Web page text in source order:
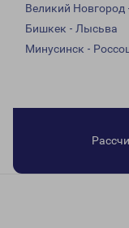
Великий
Бишкек - Лысьва
Минусинск -